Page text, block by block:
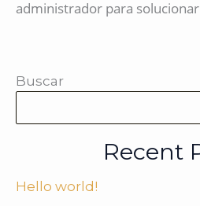
administrador para
Buscar
Recent
Hello world!